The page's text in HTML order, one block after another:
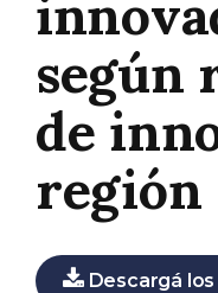
según
de
región
Descargá